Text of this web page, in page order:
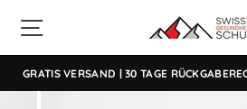
zum
SEITENNAVIGATION
GRATIS VERSAND | 30 TAGE